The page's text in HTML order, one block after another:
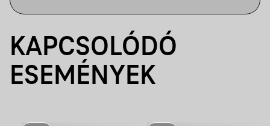
KAPCSOLÓDÓ
ESEMÉNYEK